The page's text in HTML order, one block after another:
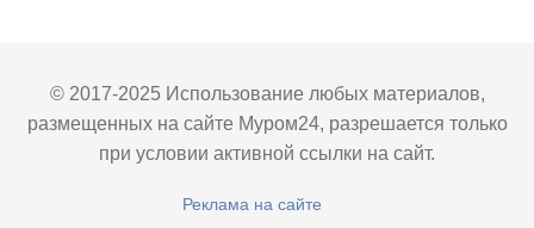
© 2017-2025 Использование любых материалов,
размещенных на сайте Муром24, разрешается только
при условии активной ссылки на сайт.
Реклама на сайте